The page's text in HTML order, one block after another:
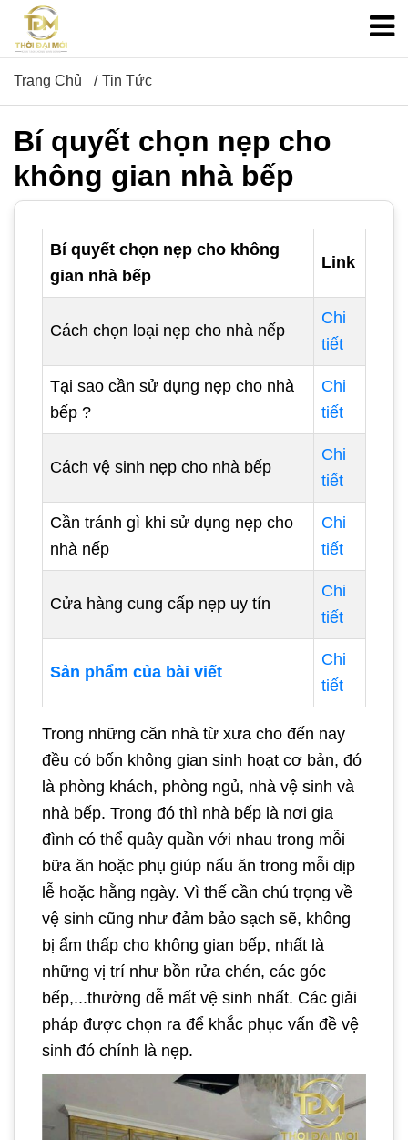
Trang Chủ Tin Tức
Bí quyết chọn nẹp cho
không gian nhà bếp
Bí quyết chọn nẹp cho không
gian nhà bếp
Link
Cách chọn loại nẹp cho nhà nếp
Chi
tiết
Tại sao cần sử dụng nẹp cho nhà
bếp ?
Chi
tiết
Cách vệ sinh nẹp cho nhà bếp
Chi
tiết
Cần tránh gì khi sử dụng nẹp cho
nhà nếp
Chi
tiết
Cửa hàng cung cấp nẹp uy tín
Chi
tiết
Sản phẩm của bài viết
Chi
tiết
Trong những căn nhà từ xưa cho đến nay
đều có bốn không gian sinh hoạt cơ bản, đó
là phòng khách, phòng ngủ, nhà vệ sinh và
nhà bếp. Trong đó thì nhà bếp là nơi gia
đình có thể quây quần với nhau trong mỗi
bữa ăn hoặc phụ giúp nấu ăn trong mỗi dịp
lễ hoặc hằng ngày. Vì thế cần chú trọng về
vệ sinh cũng như đảm bảo sạch sẽ, không
bị ẩm thấp cho không gian bếp, nhất là
những vị trí như bồn rửa chén, các góc
bếp,...thường dễ mất vệ sinh nhất. Các giải
pháp được chọn ra để khắc phục vấn đề vệ
sinh đó chính là nẹp.